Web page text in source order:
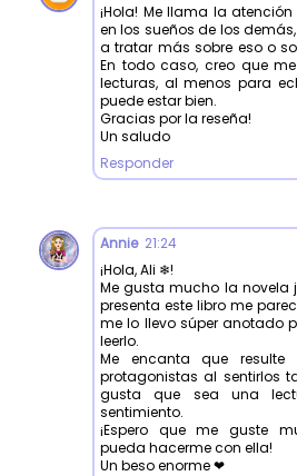
¡Hola! Me llama la
en los sueños de los
a tratar más sobre eso o
En todo caso, creo que
lecturas, al menos para
puede estar bien.
Gracias por la reseña!
Un saludo
Responder
Annie 21:24
¡Hola, Ali ❄!
Me gusta mucho la novela
presenta este libro me
me lo llevo súper anotado
leerlo.
Me encanta que
protagonistas al sentirlos
gusta que sea una
sentimiento.
¡Espero que me guste
pueda hacerme con ella!
Un beso enorme ❤